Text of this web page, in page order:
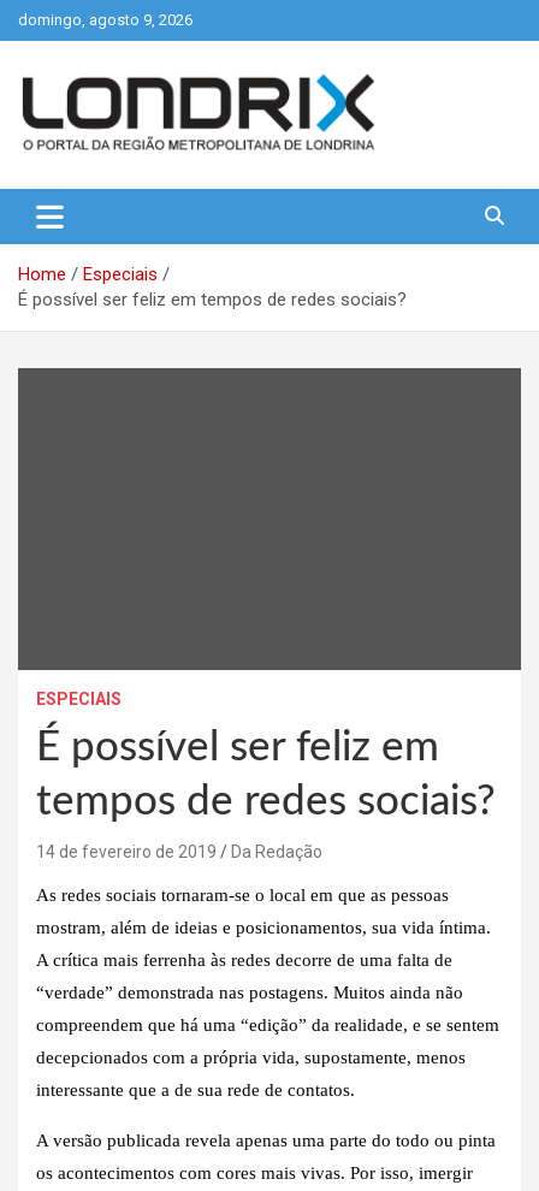
Skip
to
domingo, agosto 9, 2026
Londrix
Home
Especiais
É possível ser feliz em tempos de redes sociais?
ESPECIAIS
É possível ser feliz em
tempos de redes sociais?
14 de fevereiro de 2019 Da Redação
As redes sociais tornaram-se o local em que as pessoas
mostram, além de ideias e posicionamentos, sua vida íntima.
A crítica mais ferrenha às redes decorre de uma falta de
“verdade” demonstrada nas postagens. Muitos ainda não
compreendem que há uma “edição” da realidade, e se sentem
decepcionados com a própria vida, supostamente, menos
interessante que a de sua rede de contatos.
A versão publicada revela apenas uma parte do todo ou pinta
os acontecimentos com cores mais vivas. Por isso, imergir